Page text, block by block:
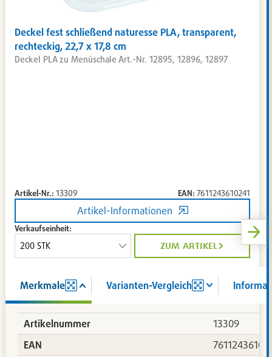
Deckel fest schließend naturesse PLA, transparent,
rechteckig, 22,7 x 17,8 cm
Deckel PLA zu Menüschale Art.-Nr. 12895, 12896, 12897
Artikel-Nr.: 13309 EAN: 7611243610241
Artikel-Informationen
Verkaufseinheit:
zum artikel
Merkmale Varianten-Vergleich
Artikelnummer
13309
EAN